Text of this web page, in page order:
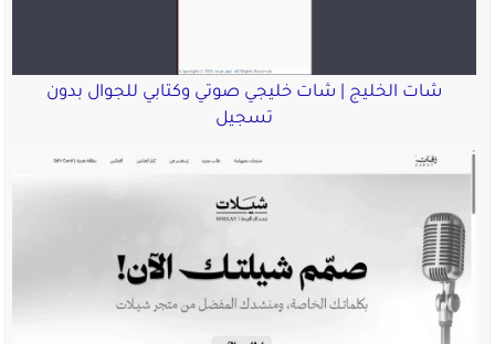
شات الخليج | شات خليجي صوتي وكتابي للجوال بدون
تسجيل